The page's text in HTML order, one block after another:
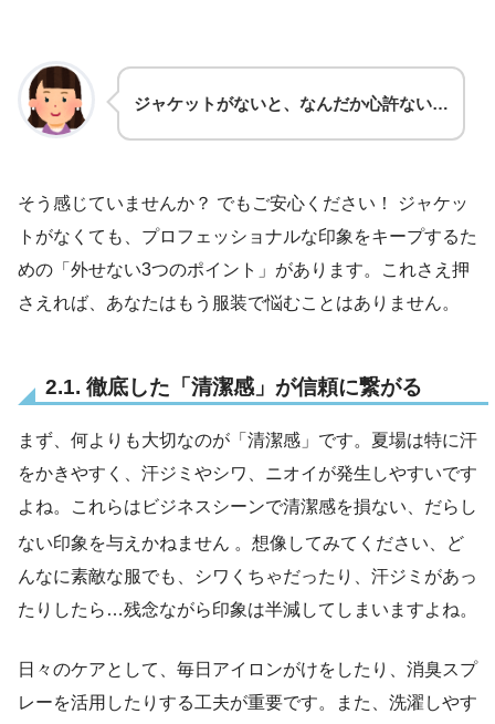
ジャケットがないと、なんだか心許ない…
そう感じていませんか？ でもご安心ください！ ジャケッ
トがなくても、プロフェッショナルな印象をキープするた
めの「外せない3つのポイント」があります。これさえ押
さえれば、あなたはもう服装で悩むことはありません。
2.1. 徹底した「清潔感」が信頼に繋がる
まず、何よりも大切なのが「清潔感」です。夏場は特に汗
をかきやすく、汗ジミやシワ、ニオイが発生しやすいです
よね。これらはビジネスシーンで清潔感を損ない、だらし
ない印象を与えかねません 。想像してみてください、ど
んなに素敵な服でも、シワくちゃだったり、汗ジミがあっ
たりしたら…残念ながら印象は半減してしまいますよね。
日々のケアとして、毎日アイロンがけをしたり、消臭スプ
レーを活用したりする工夫が重要です。また、洗濯しやす